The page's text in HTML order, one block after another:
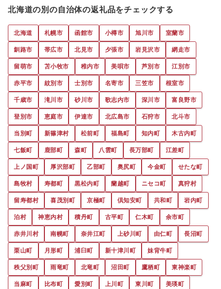
北海道の別の自治体の返礼品をチェックする
北海道 札幌市 函館市 小樽市 旭川市
室蘭市
釧路市
帯広市 北見市 夕張市 岩見沢市
網走市
留萌市
苫小牧市 稚内市 美唄市 芦別市
江別市
赤平市
紋別市 士別市 名寄市 三笠市
根室市
千歳市
滝川市 砂川市 歌志内市 深川市
富良野市
登別市
恵庭市 伊達市 北広島市 石狩市
北斗市
当別町
新篠津村 松前町 福島町 知内町
木古内町
七飯町
鹿部町 森町 八雲町 長万部町
江差町
上ノ国町
厚沢部町 乙部町 奥尻町 今金町
せたな町
島牧村
寿都町 黒松内町 蘭越町 ニセコ町
真狩村
留寿都村
喜茂別町 京極町 倶知安町 共和町
岩内町
泊村
神恵内村 積丹町 古平町 仁木町
余市町
赤井川村
南幌町 奈井江町 上砂川町 由仁町
長沼町
栗山町
月形町 浦臼町 新十津川町
妹背牛町
秩父別町
雨竜町 北竜町 沼田町 鷹栖町
東神楽町
当麻町
比布町 愛別町 上川町 東川町
美瑛町